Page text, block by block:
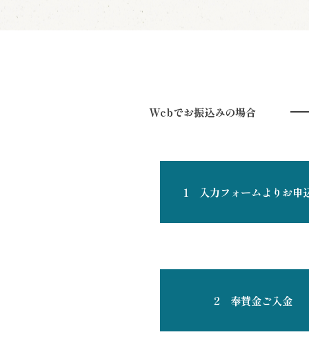
Webでお振込みの場合
1 入力フォームよりお申
2 奉賛金ご入金